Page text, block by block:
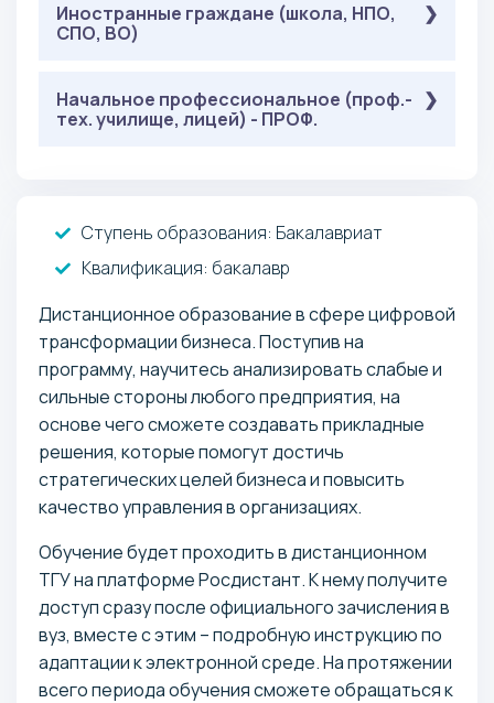
Математика в технических науках : 40
баллов
Обязательные( Онлайн-тестирование ):
Русский язык
Математика в технических науках: 40
баллов
Иностранные граждане (школа, НПО,
СПО, ВО)
Обязательные( Онлайн-тестирование ):
Русский язык : 40 баллов
Начальное профессиональное (проф.-
тех. училище, лицей) - ПРОФ.
Информационные технологии : 46 баллов
Математика в технических науках
Ступень образования: Бакалавриат
Квалификация: бакалавр
Дистанционное образование в сфере цифровой
трансформации бизнеса. Поступив на
программу, научитесь анализировать слабые и
сильные стороны любого предприятия, на
основе чего сможете создавать прикладные
решения, которые помогут достичь
стратегических целей бизнеса и повысить
качество управления в организациях.
Обучение будет проходить в дистанционном
ТГУ на платформе Росдистант. К нему получите
доступ сразу после официального зачисления в
вуз, вместе с этим – подробную инструкцию по
адаптации к электронной среде. На протяжении
всего периода обучения сможете обращаться к